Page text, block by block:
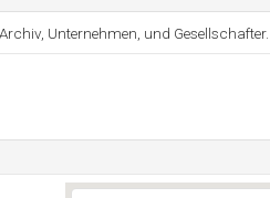
Unternehmen, und Gesellschafter.